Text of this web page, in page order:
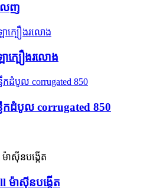
េញ
ាក្បឿងរលោង
កដំបូល corrugated 850
ម៉ាស៊ីនបង្កើត